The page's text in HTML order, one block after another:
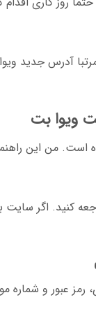
آدرس جدید
ویوا بت
است. من این
کنید. اگر سایت
رمز عبور و